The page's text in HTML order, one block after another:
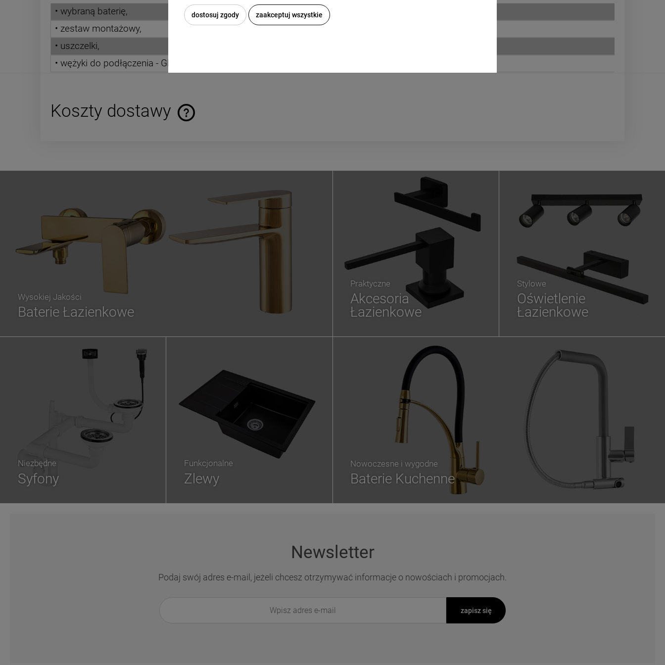
• wybraną baterię,
• zestaw montażowy,
• uszczelki,
• wężyki do podłączenia - GRATIS.
Koszty dostawy
Wysokiej Jakości
Baterie Łazienkowe
Praktyczne
Akcesoria
Łazienkowe
Stylowe
Oświetlenie
Łazienkowe
Nowoczesne i wygodne
Baterie Kuchenne
Niezbędne
Syfony
Funkcjonalne
Zlewy
Newsletter
Podaj swój adres e-mail, jeżeli chcesz otrzymywać informacje o nowościach i promocjach.
zapisz się
dostosuj zgody zaakceptuj wszystkie